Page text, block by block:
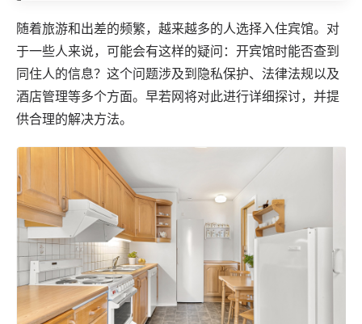
随着旅游和出差的频繁，越来越多的人选择入住宾馆。对
于一些人来说，可能会有这样的疑问：开宾馆时能否查到
同住人的信息？这个问题涉及到隐私保护、法律法规以及
酒店管理等多个方面。 早若网将对此进行详细探讨，并提
供合理的解决方法。